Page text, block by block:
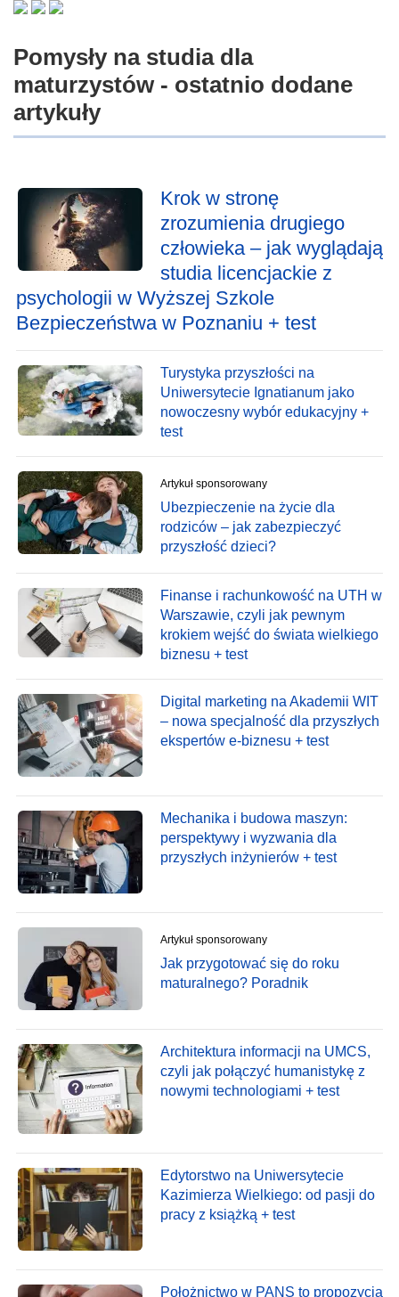
Pomysły na studia dla
maturzystów - ostatnio dodane
artykuły
Krok w stronę
zrozumienia drugiego
człowieka – jak wyglądają
studia licencjackie z
psychologii w Wyższej Szkole
Bezpieczeństwa w Poznaniu + test
Turystyka przyszłości na
Uniwersytecie Ignatianum jako
nowoczesny wybór edukacyjny +
test
Artykuł sponsorowany
Ubezpieczenie na życie dla
rodziców – jak zabezpieczyć
przyszłość dzieci?
Finanse i rachunkowość na UTH w
Warszawie, czyli jak pewnym
krokiem wejść do świata wielkiego
biznesu + test
Digital marketing na Akademii WIT
– nowa specjalność dla przyszłych
ekspertów e-biznesu + test
Mechanika i budowa maszyn:
perspektywy i wyzwania dla
przyszłych inżynierów + test
Artykuł sponsorowany
Jak przygotować się do roku
maturalnego? Poradnik
Architektura informacji na UMCS,
czyli jak połączyć humanistykę z
nowymi technologiami + test
Edytorstwo na Uniwersytecie
Kazimierza Wielkiego: od pasji do
pracy z książką + test
Położnictwo w PANS to propozycja